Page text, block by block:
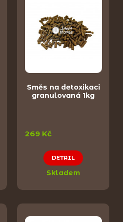
Směs na detoxikaci
granulovaná 1kg
269 Kč
DETAIL
Skladem